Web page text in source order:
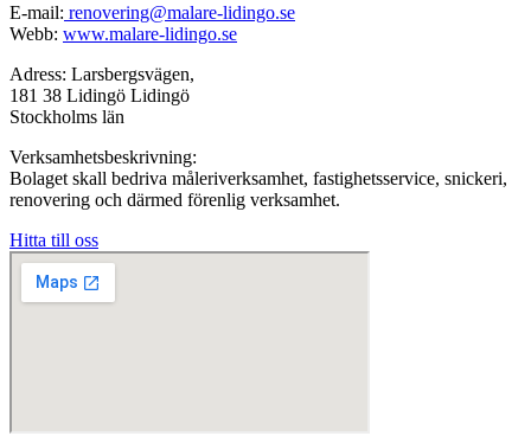
E-mail: renovering@malare-lidingo.se
Webb: www.malare-lidingo.se
Adress: Larsbergsvägen,
181 38 Lidingö Lidingö
Stockholms län
Verksamhetsbeskrivning:
Bolaget skall bedriva måleriverksamhet, fastighetsservice, snickeri,
renovering och därmed förenlig verksamhet.
Hitta till oss